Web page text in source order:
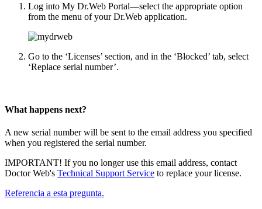
Log into My Dr.Web Portal—select the appropriate option
from the menu of your Dr.Web application.
Go to the ‘Licenses’ section, and in the ‘Blocked’ tab, select
‘Replace serial number’.
What happens next?
A new serial number will be sent to the email address you specified
when you registered the serial number.
IMPORTANT! If you no longer use this email address, contact
Doctor Web's Technical Support Service to replace your license.
Referencia a esta pregunta.